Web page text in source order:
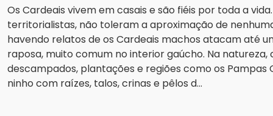
Os Cardeais vivem em casais e são fiéis por toda a
territorialistas, não toleram a aproximação de
havendo relatos de os Cardeais machos atacam até
raposa, muito comum no interior gaúcho. Na
descampados, plantações e regiões como os Pampas
ninho com raízes, talos, crinas e pêlos d...